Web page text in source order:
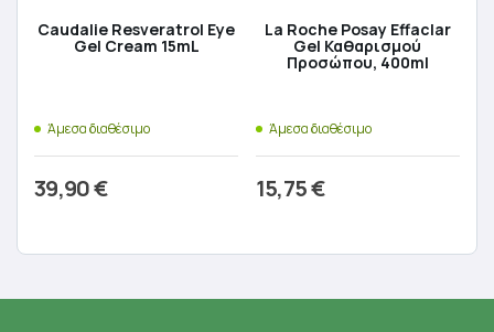
Caudalie Resveratrol Eye
Gel Cream 15mL
Άμεσα διαθέσιμο
39,90€
La Roche Posay Effaclar
Gel Καθαρισμού
Προσώπου, 400ml
Άμεσα διαθέσιμο
15,75€